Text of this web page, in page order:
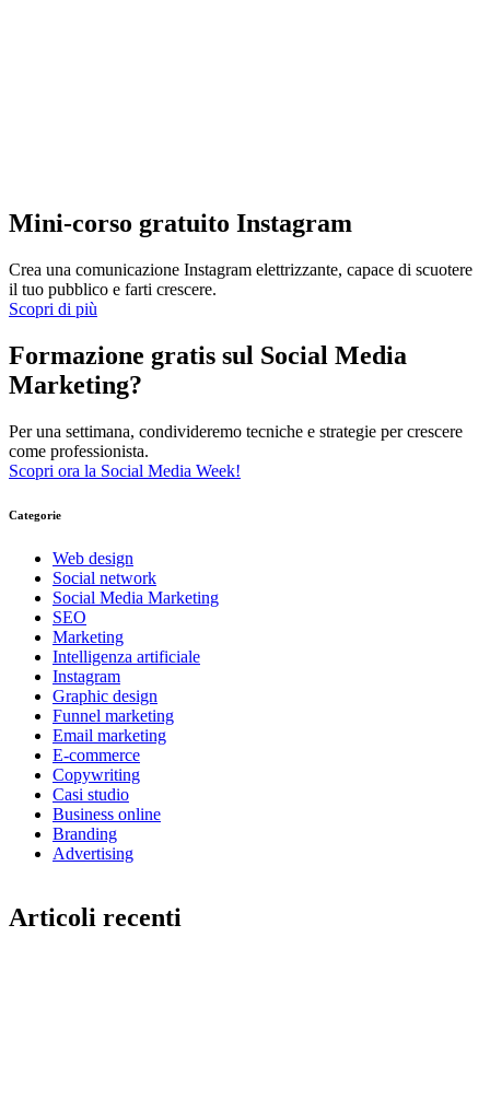
Mini-corso gratuito Instagram
Crea una comunicazione Instagram elettrizzante, capace di scuotere
il tuo pubblico e farti crescere.
Scopri di più
Formazione gratis sul Social Media
Marketing?
Per una settimana, condivideremo tecniche e strategie per crescere
come professionista.
Scopri ora la Social Media Week!
Categorie
Web design
Social network
Social Media Marketing
SEO
Marketing
Intelligenza artificiale
Instagram
Graphic design
Funnel marketing
Email marketing
E-commerce
Copywriting
Casi studio
Business online
Branding
Advertising
Articoli recenti